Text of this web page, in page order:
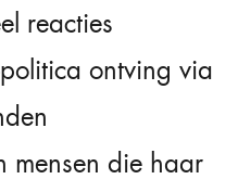
reacties
ontving via
mensen die haar